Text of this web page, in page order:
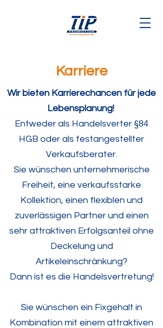
Karriere
Wir bieten Karrierechancen für jede
Lebensplanung!
Entweder als Handelsverter §84
HGB oder als festangestellter
Verkaufsberater.
Sie wünschen unternehmerische
Freiheit, eine verkaufsstarke
Kollektion, einen flexiblen und
zuverlässigen Partner und einen
sehr attraktiven Erfolgsanteil ohne
Deckelung und
Artikeleinschränkung?
Dann ist es die Handelsvertretung!
Sie wünschen ein Fixgehalt in
Kombination mit einem attraktiven